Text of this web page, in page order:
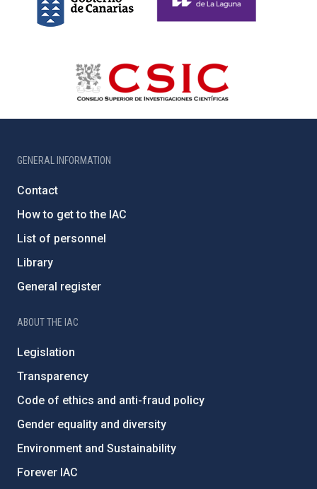
GENERAL INFORMATION
Contact
How to get to the IAC
List of personnel
Library
General register
ABOUT THE IAC
Legislation
Transparency
Code of ethics and anti-fraud policy
Gender equality and diversity
Environment and Sustainability
Forever IAC